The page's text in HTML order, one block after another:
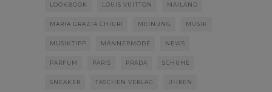
LOOKBOOK LOUIS VUITTON MAILAND
MARIA GRAZIA CHIURI MEINUNG MUSIK
MUSIKTIPP MÄNNERMODE NEWS
PARFUM PARIS PRADA SCHUHE
SNEAKER TASCHEN VERLAG UHREN